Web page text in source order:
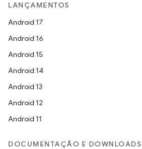
LANÇAMENTOS
Android 17
Android 16
Android 15
Android 14
Android 13
Android 12
Android 11
DOCUMENTAÇÃO E DOWNLOADS